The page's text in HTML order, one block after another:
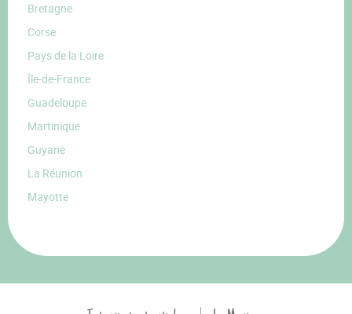
Bretagne
Corse
Pays de la Loire
Île-de-France
Guadeloupe
Martinique
Guyane
La Réunion
Mayotte